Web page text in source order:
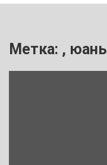
Метка: , юань